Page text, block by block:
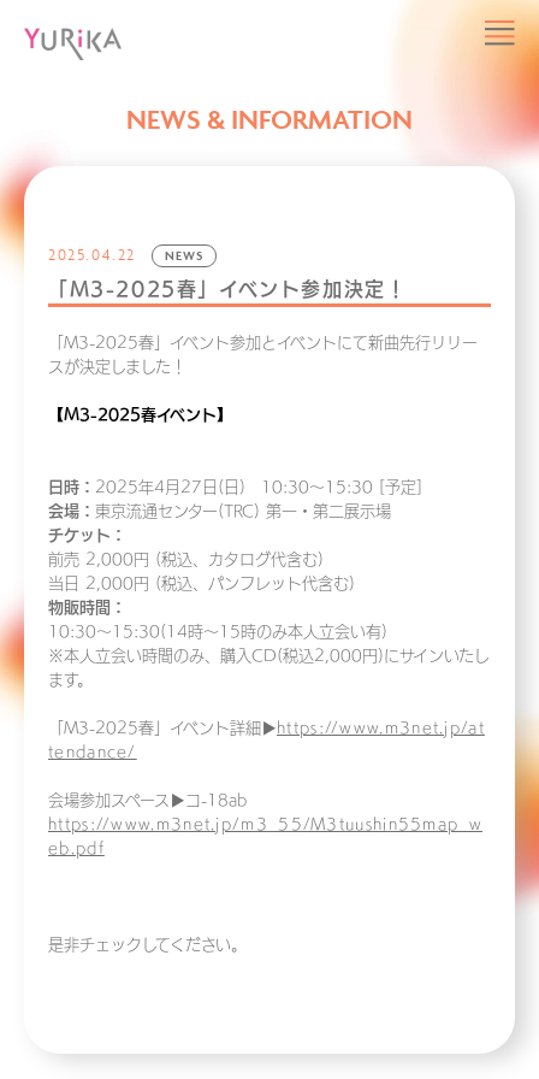
NEWS & INFORMATION
2025.04.22 NEWS
「M3-2025春」イベント参加決定！
「M3-2025春」イベント参加とイベントにて新曲先行リリー
スが決定しました！
【M3-2025春イベント】
日時： 2025年4月27日(日) 10:30～15:30 [予定]
会場： 東京流通センター(TRC) 第一・第二展示場
チケット：
前売 2,000円 (税込、カタログ代含む)
当日 2,000円 (税込、パンフレット代含む)
物販時間：
10:30〜15:30(14時〜15時のみ本人立会い有)
※本人立会い時間のみ、購入CD(税込2,000円)にサインいたし
ます。
「M3-2025春」イベント詳細▶https://www.m3net.jp/at
tendance/
会場参加スペース▶コ-18ab
https://www.m3net.jp/m3_55/M3tuushin55map_w
eb.pdf
是非チェックしてください。